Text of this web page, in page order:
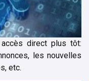
direct plus tôt:
les nouvelles
etc.